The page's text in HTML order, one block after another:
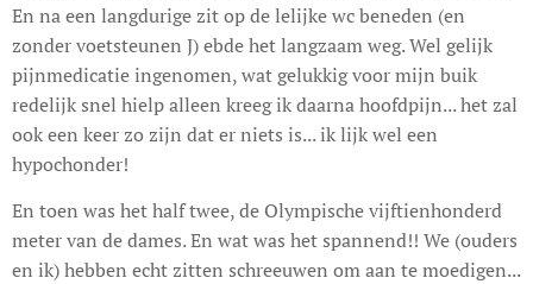
En na een langdurige zit op de lelijke wc beneden (en
zonder voetsteunen J) ebde het langzaam weg. Wel gelijk
pijnmedicatie ingenomen, wat gelukkig voor mijn buik
redelijk snel hielp alleen kreeg ik daarna hoofdpijn... het zal
ook een keer zo zijn dat er niets is... ik lijk wel een
hypochonder!
En toen was het half twee, de Olympische vijftienhonderd
meter van de dames. En wat was het spannend!! We (ouders
en ik) hebben echt zitten schreeuwen om aan te moedigen...